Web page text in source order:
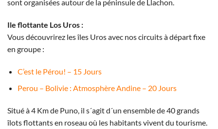
sont organisées autour de la péninsule de Llachon.
Ile flottante Los Uros :
Vous découvrirez les îles Uros avec nos circuits à départ fixe
en groupe :
C’est le Pérou! – 15 Jours
Perou – Bolivie : Atmosphère Andine – 20 Jours
Situé à 4 Km de Puno, il s´agit d´un ensemble de 40 grands
îlots flottants en roseau où les habitants vivent du tourisme.